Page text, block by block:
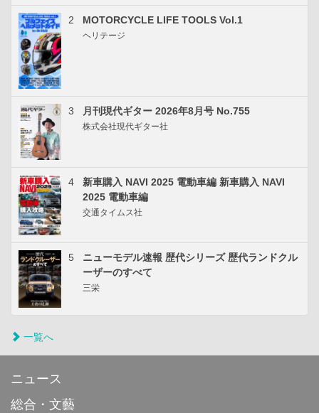
2 MOTORCYCLE LIFE TOOLS Vol.1
ヘリテージ
3 月刊現代ギター 2026年8月号 No.755
株式会社現代ギター社
4
新車購入 NAVI 2025 電動車編 新車購入 NAVI
2025 電動車編
交通タイムス社
5
ニューモデル速報 歴代シリーズ 歴代ランドクル
ーザーのすべて
三栄
一覧へ
ニュース
総合・文藝